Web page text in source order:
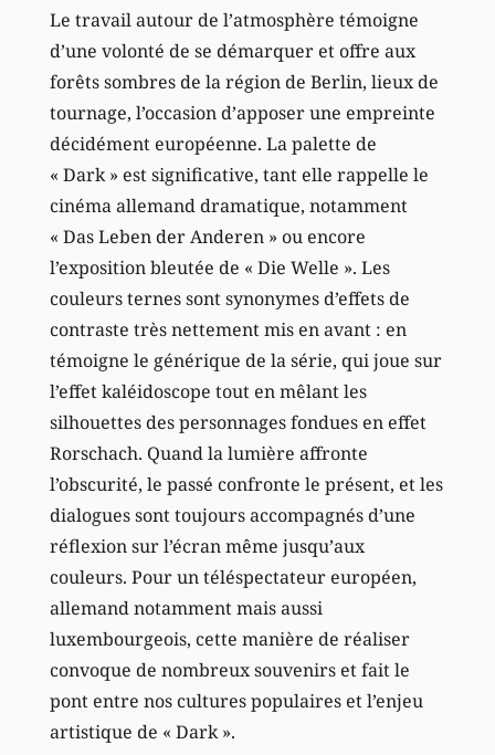
Le travail autour de l’atmosphère témoigne
d’une volonté de se démarquer et offre aux
forêts sombres de la région de Berlin, lieux de
tournage, l’occasion d’apposer une empreinte
décidément européenne. La palette de
« Dark » est significative, tant elle rappelle le
cinéma allemand dramatique, notamment
« Das Leben der Anderen » ou encore
l’exposition bleutée de « Die Welle ». Les
couleurs ternes sont synonymes d’effets de
contraste très nettement mis en avant : en
témoigne le générique de la série, qui joue sur
l’effet kaléidoscope tout en mêlant les
silhouettes des personnages fondues en effet
Rorschach. Quand la lumière affronte
l’obscurité, le passé confronte le présent, et les
dialogues sont toujours accompagnés d’une
réflexion sur l’écran même jusqu’aux
couleurs. Pour un téléspectateur européen,
allemand notamment mais aussi
luxembourgeois, cette manière de réaliser
convoque de nombreux souvenirs et fait le
pont entre nos cultures populaires et l’enjeu
artistique de « Dark ».